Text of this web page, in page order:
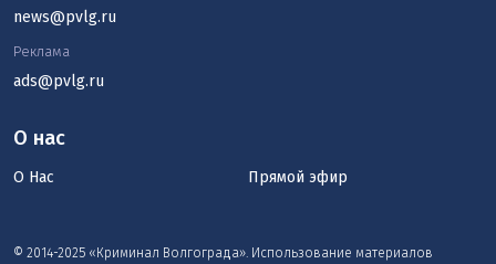
О нас
О Нас Прямой эфир
© 2014-2025 «Криминал Волгограда». Использование материалов
news@pvlg.ru
Реклама
ads@pvlg.ru